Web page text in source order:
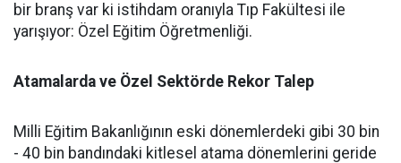
bir branş var ki istihdam oranıyla Tıp Fakültesi ile
yarışıyor: Özel Eğitim Öğretmenliği.
Atamalarda ve Özel Sektörde Rekor Talep
​Milli Eğitim Bakanlığının eski dönemlerdeki gibi 30 bin
- 40 bin bandındaki kitlesel atama dönemlerini geride